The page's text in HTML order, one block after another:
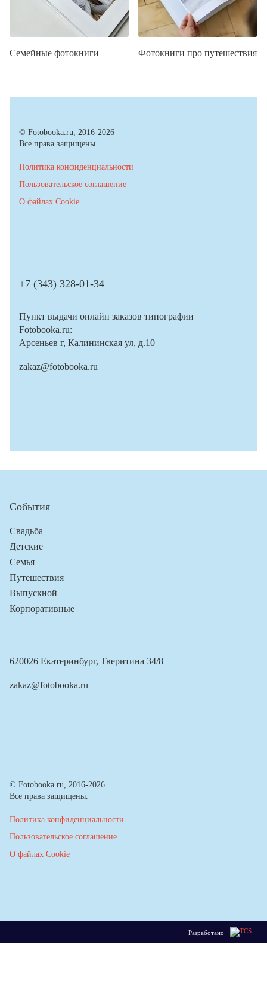
Семейные фотокниги Фотокниги про путешествия
© Fotobooka.ru, 2016-2026
Все права защищены.
Политика конфиденциальности
Пользовательское соглашение
О файлах Cookie
+7 (343) 328-01-34
Пункт выдачи онлайн заказов типографии
Fotobooka.ru:
Арсеньев г, Калининская ул, д.10
zakaz@fotobooka.ru
События
Свадьба
Детские
Семья
Путешествия
Выпускной
Корпоративные
620026 Екатеринбург, Тверитина 34/8
zakaz@fotobooka.ru
© Fotobooka.ru, 2016-2026
Все права защищены.
Политика конфиденциальности
Пользовательское соглашение
О файлах Cookie
Разработано